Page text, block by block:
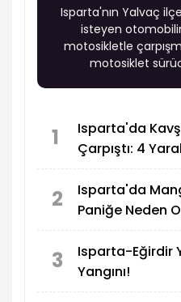
Isparta'nın Yalvaç
isteyen
motosikletle
motosiklet
1
Isparta'da
Çarpıştı: 4
2
Isparta'da
Paniğe Neden
3
Isparta-Eğirdir
Yangını!